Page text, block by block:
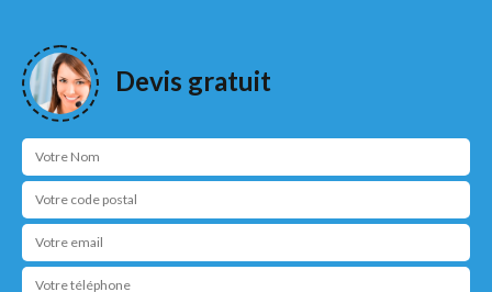
Devis gratuit